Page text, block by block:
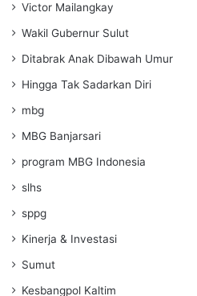
Victor Mailangkay
Wakil Gubernur Sulut
Ditabrak Anak Dibawah Umur
Hingga Tak Sadarkan Diri
mbg
MBG Banjarsari
program MBG Indonesia
slhs
sppg
Kinerja & Investasi
Sumut
Kesbangpol Kaltim